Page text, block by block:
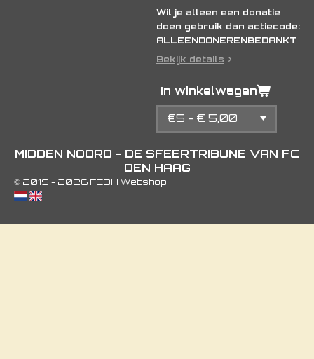
Wil je alleen een donatie
doen gebruik dan actiecode:
ALLEENDONERENBEDANKT
Bekijk details
In winkelwagen
MIDDEN NOORD - DE SFEERTRIBUNE VAN FC
DEN HAAG
© 2019 - 2026 FCDH Webshop